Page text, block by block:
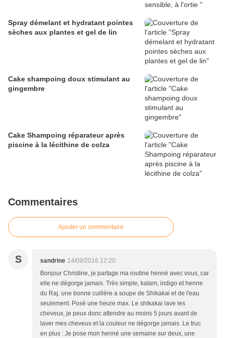
Spray démelant et hydratant pointes
sèches aux plantes et gel de lin
Cake shampoing doux stimulant au
gingembre
Cake Shampoing réparateur après
piscine à la lécithine de colza
Commentaires
Ajouter un commentaire
S sandrine 14/09/2016 12:20
Bonjour Christine, je partage ma routine henné avec vous, car
elle ne dégorge jamais. Très simple, katam, indigo et henne
du Raj. une bonne cuillère a soupe de Shikakai et de l'eau
seulement. Posé une heure max. Le shikakai lave les
cheveux, je peux donc attendre au moins 5 jours avant de
laver mes cheveux et la couleur ne dégorge jamais. Le truc
en plus : Je pose mon henné une semaine sur deux, une